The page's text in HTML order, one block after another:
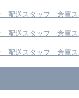
配送スタッフ 倉庫
配送スタッフ 倉庫
配送スタッフ 倉庫